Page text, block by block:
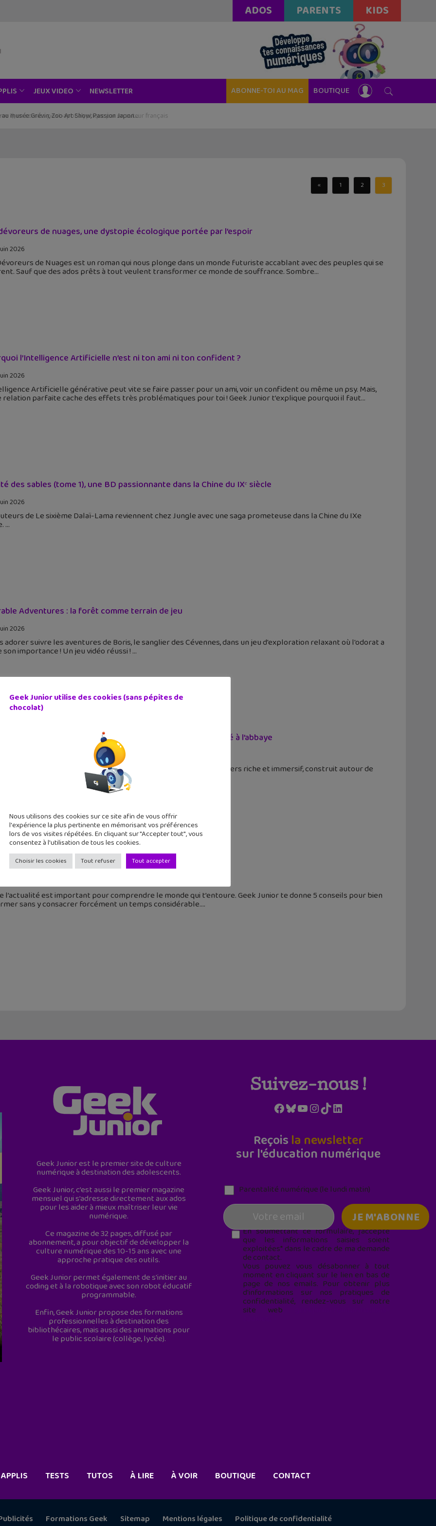
ADOS PARENTS KIDS
JEUX VIDEO NEWSLETTER ABONNE-TOI AU MAG BOUTIQUE
musée Grévin, Zoo Art Show, Passion Japon…
« 1 2 3
de nuages, une dystopie écologique portée par l’espoir
2026
de Nuages est un roman qui nous plonge dans un monde futuriste accablant avec des peuples qui se
Sauf que des ados prêts à tout veulent transformer ce monde de souffrance. Sombre
l’Intelligence Artificielle n’est ni ton ami ni ton confident ?
2026
Artificielle générative peut vite se faire passer pour un ami, voir un confident ou même un psy. Mais,
parfaite cache des effets très problématiques pour toi ! Geek Junior t’explique pourquoi il faut
des sables (tome 1), une BD passionnante dans la Chine du IXᵉ siècle
2026
de Le sixième Dalaï-Lama reviennent chez Jungle avec une saga prometeuse dans la Chine du IXe
Adventures : la forêt comme terrain de jeu
2026
adorer suivre les aventures de Boris, le sanglier des Cévennes, dans un jeu d'exploration relaxant où l'odorat a
importance ! Un jeu vidéo réussi !
BD : La Langue des vipères, entre magie, secrets et rivalité à l’abbaye
des Vipères est une bande dessinée fantastique dans un univers riche et immersif, construit autour de
et d'intrigues politiques aux enjeux croissants.
pour bien t’informer avec ton smartphone
l’actualité est important pour comprendre le monde qui t’entoure. Geek Junior te donne 5 conseils pour bien
sans y consacrer forcément un temps considérable.
Geek Junior est le premier site de culture
numérique à destination des adolescents.
Geek Junior, c’est aussi le premier magazine
mensuel qui s’adresse directement aux ados
pour les aider à mieux maîtriser leur vie
numérique.
Ce magazine de 32 pages, diffusé par
abonnement, a pour objectif de développer la
culture numérique des 10-15 ans avec une
approche pratique des outils.
Geek Junior permet également de s'initier au
coding et à la robotique avec son robot éducatif
programmable.
Enfin, Geek Junior propose des formations
professionnelles à destination des
bibliothécaires, mais aussi des animations pour
le public scolaire (collège, lycée).
Suivez-nous !
Facebook
Bluesky
YouTube
Instagram
TikTokLinkedIn
Reçois la newsletter
sur l'éducation numérique
Parentalité numérique (le lundi matin)
En soumettant ce formulaire, j’accepte
que les informations saisies soient
exploitées* dans le cadre de ma demande
de contact.
Vous pouvez vous désabonner à tout
moment en cliquant sur le lien en bas de
page de nos emails. Pour obtenir plus
d'informations sur nos pratiques de
confidentialité, rendez-vous sur notre
site web
Geek Junior utilise des cookies (sans pépites de
chocolat)
Nous utilisons des cookies sur ce site afin de vous offrir
l'expérience la plus pertinente en mémorisant vos préférences
lors de vos visites répétées. En cliquant sur "Accepter tout", vous
consentez à l'utilisation de tous les cookies.
Choisir les cookies Tout refuser Tout accepter
APPLIS TESTS TUTOS À LIRE À VOIR BOUTIQUE CONTACT
Formations Geek Sitemap Mentions légales Politique de confidentialité